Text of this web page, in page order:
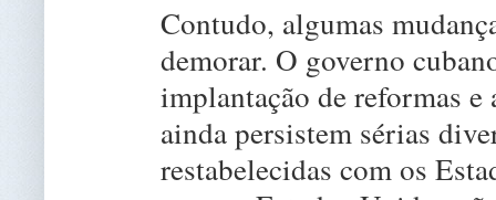
Contudo, algumas
demorar. O governo
implantação de reformas
ainda persistem sérias
restabelecidas com os